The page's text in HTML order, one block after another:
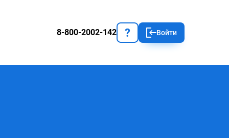
8-800-2002-142 ? Войти